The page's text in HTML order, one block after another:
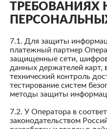
ТРЕБОВАНИЯХ
7.1. Для защиты
платежный партнер
защищенные сети,
данных держателей карт,
технический контроль
тестирование систем
методы защиты
7.2. У Оператора в
законодательством